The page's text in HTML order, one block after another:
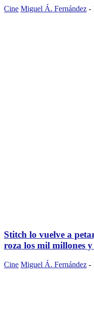
Cine Miguel Á. Fernández -
Stitch lo vuelve a
roza los mil millones
Cine Miguel Á. Fernández -